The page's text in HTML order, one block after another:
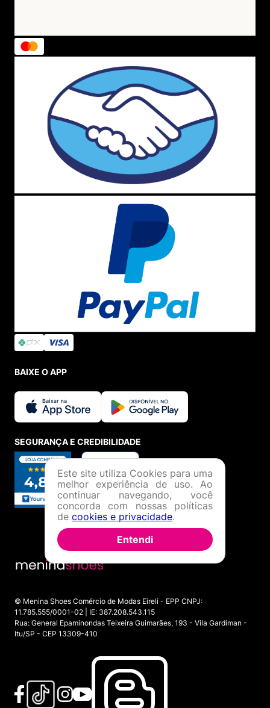
BAIXE O APP
SEGURANÇA E CREDIBILIDADE
© Menina Shoes Comércio de Modas Eireli - EPP CNPJ:
11.785.555/0001-02 | IE: 387.208.543.115
Rua: General Epaminondas Teixeira Guimarães, 193 - Vila Gardiman -
Itu/SP - CEP 13309-410
Este site utiliza Cookies para uma
melhor experiência de uso. Ao
continuar navegando, você
concorda com nossas políticas
de cookies e privacidade.
Entendi